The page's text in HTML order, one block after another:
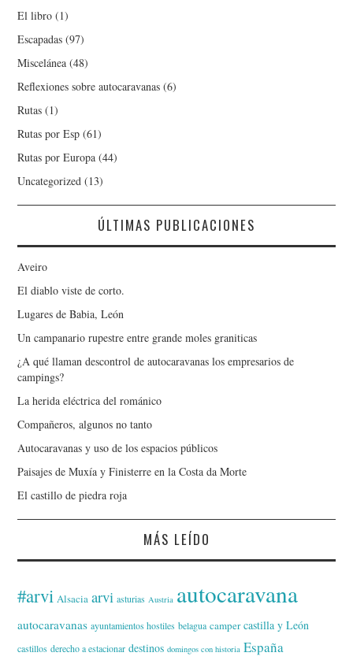
El libro (1)
Escapadas (97)
Miscelánea (48)
Reflexiones sobre autocaravanas (6)
Rutas (1)
Rutas por Esp (61)
Rutas por Europa (44)
Uncategorized (13)
ÚLTIMAS PUBLICACIONES
Aveiro
El diablo viste de corto.
Lugares de Babia, León
Un campanario rupestre entre grande moles graniticas
¿A qué llaman descontrol de autocaravanas los empresarios de
campings?
La herida eléctrica del románico
Compañeros, algunos no tanto
Autocaravanas y uso de los espacios públicos
Paisajes de Muxía y Finisterre en la Costa da Morte
El castillo de piedra roja
MÁS LEÍDO
#arvi Alsacia arvi asturias Austria autocaravana
autocaravanas ayuntamientos hostiles belagua camper castilla y León
castillos derecho a estacionar destinos domingos con historia España